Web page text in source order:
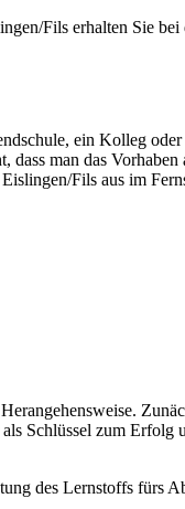
Fils erhalten Sie bei
ein Kolleg oder
man das Vorhaben
Fils aus im
Schlüssel zum Erfolg
des Lernstoffs fürs